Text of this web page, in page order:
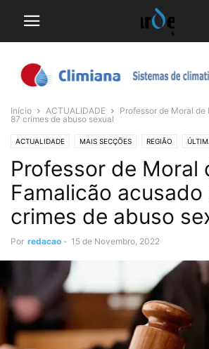
Início ACTUALIDADE
Professor de Moral
87 crimes de abuso sexual
ACTUALIDADE MAIS SECÇÕES REGIÃO
Professor de Moral
Famalicão acusado
crimes de abuso
Por redacao - 15 de Novembro, 2022